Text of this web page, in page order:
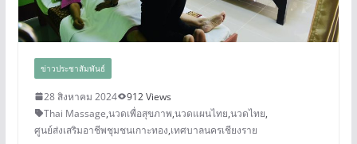
ข่าวประชาสัมพันธ์
28 สิงหาคม 2024
912 Views
Thai Massage,นวดเพื่อสุขภาพ,นวดแผนไทย,นวดไทย,
ศูนย์ส่งเสริมอาชีพชุมชนเกาะทอง,เทศบาลนครเชียงราย